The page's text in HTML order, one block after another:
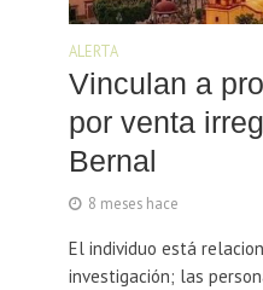
ALERTA
Vinculan a
por venta
Bernal
8 meses hace
El individuo está
investigación; las